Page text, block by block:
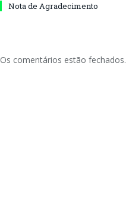
Nota de Agradecimento
Os comentários estão fechados.